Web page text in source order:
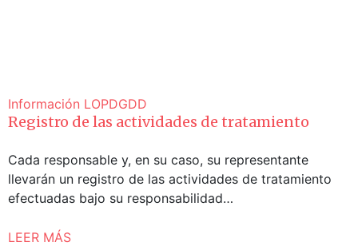
Información LOPDGDD
Registro de las actividades de tratamiento
Cada responsable y, en su caso, su representante
llevarán un registro de las actividades de tratamiento
efectuadas bajo su responsabilidad…
LEER MÁS